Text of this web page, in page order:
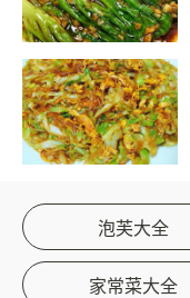
泡芙大全
家常菜大全